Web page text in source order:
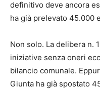
definitivo deve ancora
ha già prelevato 45.000
Non solo. La delibera n.
iniziative senza oneri
bilancio comunale.
Giunta ha già spostato